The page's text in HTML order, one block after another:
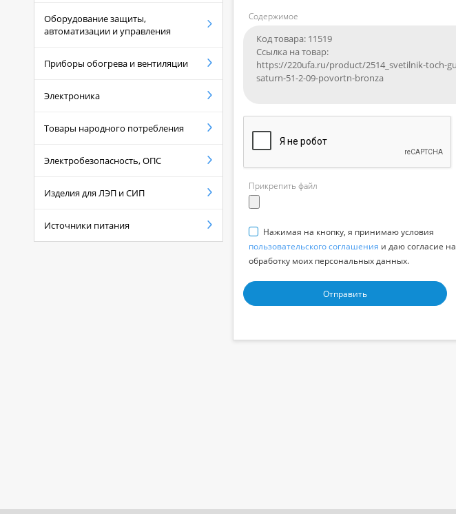
Оборудование защиты,
автоматизации и управления
Приборы обогрева и вентиляции
Электроника
Товары народного потребления
Электробезопасность, ОПС
Изделия для ЛЭП и СИП
Источники питания
Содержимое
Прикрепить файл
Нажимая на кнопку, я принимаю условия
пользовательского соглашения и даю согласие на
обработку моих персональных данных.